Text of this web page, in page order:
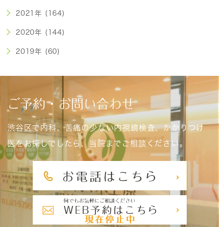
2021年 (164)
2020年 (144)
2019年 (60)
ご予約・お問い合わせ
渋谷区で内科、苦痛の少ない内視鏡検査、かかりつけ
医をお探しでしたら、当院までご相談ください。